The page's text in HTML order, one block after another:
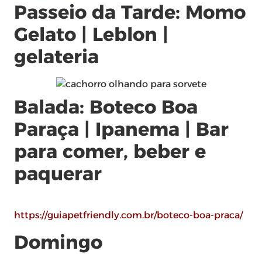
Passeio da Tarde: Momo
Gelato | Leblon |
gelateria
Balada: Boteco Boa
Paraça | Ipanema | Bar
para comer, beber e
paquerar
https://guiapetfriendly.com.br/boteco-boa-praca/
Domingo